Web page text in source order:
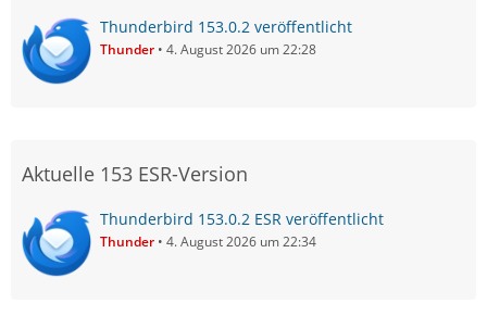
Thunderbird 153.0.2 veröffentlicht
Thunder 4. August 2026 um 22:28
Aktuelle 153 ESR-Version
Thunderbird 153.0.2 ESR veröffentlicht
Thunder 4. August 2026 um 22:34